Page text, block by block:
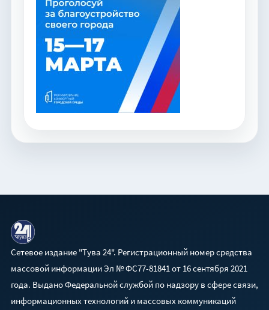
Сетевое издание "Тува 24". Регистрационный номер средства
массовой информации Эл № ФС77-81841 от 16 сентября 2021
года. Выдано Федеральной службой по надзору в сфере связи,
информационных технологий и массовых коммуникаций